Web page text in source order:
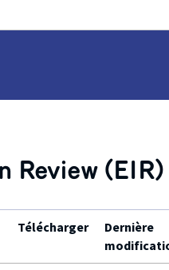
Review (EIR)
Télécharger
Dernière